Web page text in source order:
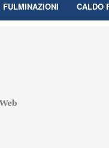
FULMINAZIONI CALDO